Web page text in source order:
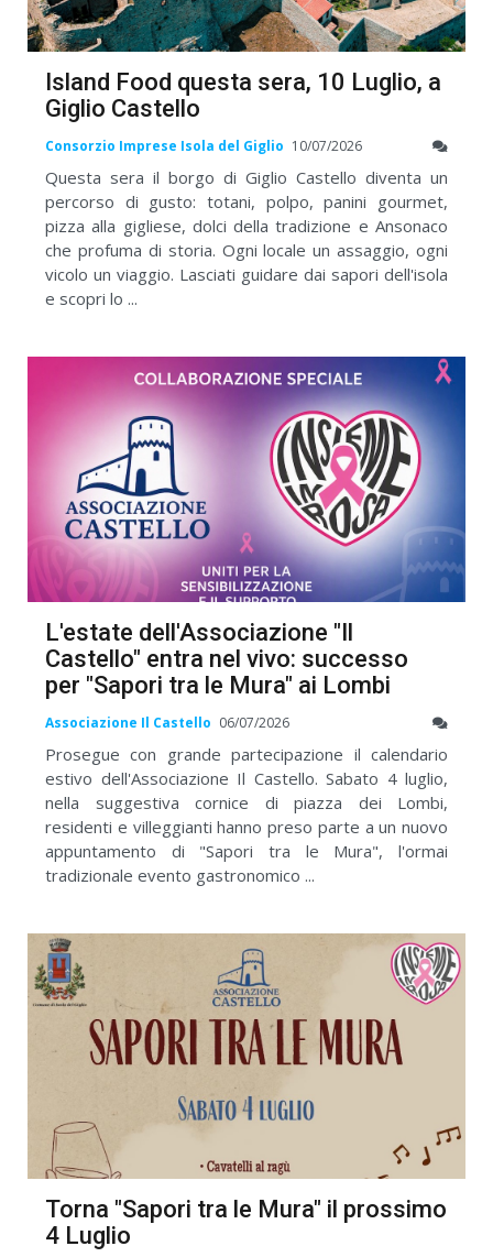
Island Food questa sera, 10 Luglio, a
Giglio Castello
Consorzio Imprese Isola del Giglio 10/07/2026
Questa sera il borgo di Giglio Castello diventa un
percorso di gusto: totani, polpo, panini gourmet,
pizza alla gigliese, dolci della tradizione e Ansonaco
che profuma di storia. Ogni locale un assaggio, ogni
vicolo un viaggio. Lasciati guidare dai sapori dell'isola
e scopri lo ...
L'estate dell'Associazione "Il
Castello" entra nel vivo: successo
per "Sapori tra le Mura" ai Lombi
Associazione Il Castello 06/07/2026
Prosegue con grande partecipazione il calendario
estivo dell'Associazione Il Castello. Sabato 4 luglio,
nella suggestiva cornice di piazza dei Lombi,
residenti e villeggianti hanno preso parte a un nuovo
appuntamento di "Sapori tra le Mura", l'ormai
tradizionale evento gastronomico ...
Torna "Sapori tra le Mura" il prossimo
4 Luglio